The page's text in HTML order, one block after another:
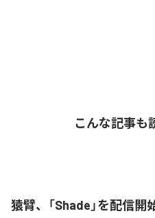
こんな記事も
猿臂、「Shade」を配信開